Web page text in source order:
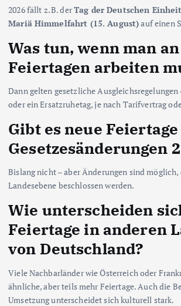
2026 fällt z. B. derTag der Deutschen
Mariä Himmelfahrt (15. August)auf einen
Was tun, wenn man an
Feiertagen arbeiten
Dann gelten gesetzliche Ausgleichsregelungen
oder ein Ersatzruhetag, je nach Tarifvertrag
Gibt es neue
Gesetzesänderungen
Bislang nicht – aber Änderungen sind möglich,
Landesebene beschlossen werden.
Wie unterscheiden
Feiertage in anderen
von Deutschland?
Viele Nachbarländer wie Österreich oder
ähnliche, aber teils mehr Feiertage. Auch die
Umsetzung unterscheidet sich kulturell stark.